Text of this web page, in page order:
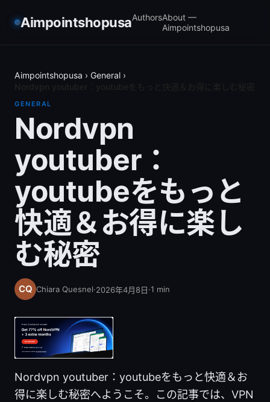
AimpointshopusaAuthorsAbout —
Aimpointshopusa
Aimpointshopusa › General ›
GENERAL
Nordvpn
youtuber：
youtubeをもっと
快適＆お得に楽し
む秘密
Chiara Quesnel·2026年4月8日·1 min
Nordvpn youtuber：youtubeをもっと快適＆お
得に楽しむ秘密へようこそ。この記事では、VPN